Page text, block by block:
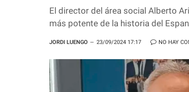
El director del área social Alberto
más potente de la historia del
JORDI LUENGO 23/09/2024 17:17 NO HAY